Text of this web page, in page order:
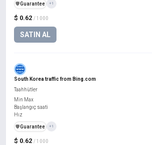
$ 0.62 / 1000
SATIN AL
️🛡️Guarantee +1
South Korea traffic from Bing.com
$ 0.62 / 1000
Taahhütler
Min Max
Başlangıç saati
Hız
️🛡️Guarantee +1